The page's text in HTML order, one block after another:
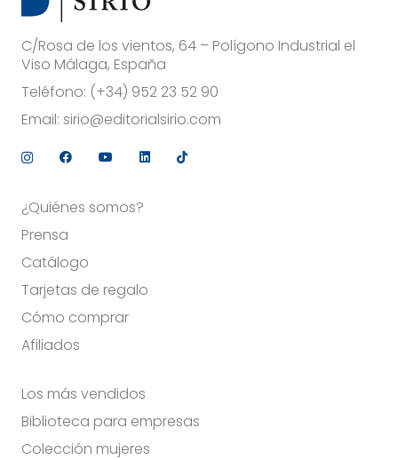
C/Rosa de los vientos, 64 – Polígono Industrial el
Viso Málaga, España
Teléfono: (+34) 952 23 52 90
Email: sirio@editorialsirio.com
¿Quiénes somos?
Prensa
Catálogo
Tarjetas de regalo
Cómo comprar
Afiliados
Los más vendidos
Biblioteca para empresas
Colección mujeres